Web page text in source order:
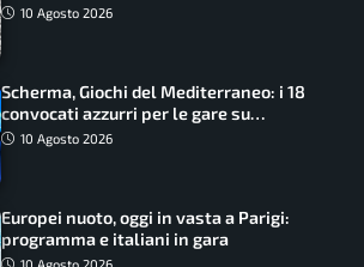
10 Agosto 2026
Scherma, Giochi del Mediterraneo: i 18
convocati azzurri per le gare su
SportFaceTV
10 Agosto 2026
Europei nuoto, oggi in vasta a Parigi:
programma e italiani in gara
10 Agosto 2026